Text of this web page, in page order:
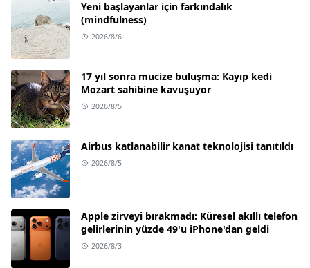
Yeni başlayanlar için farkındalık
(mindfulness)
2026/8/6
17 yıl sonra mucize buluşma: Kayıp kedi
Mozart sahibine kavuşuyor
2026/8/5
Airbus katlanabilir kanat teknolojisi tanıtıldı
2026/8/5
Apple zirveyi bırakmadı: Küresel akıllı telefon
gelirlerinin yüzde 49'u iPhone'dan geldi
2026/8/3